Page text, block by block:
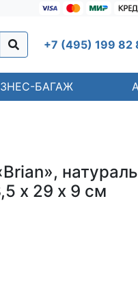
+7 (495) 199 82
БАГАЖ
х 29 х 9 см